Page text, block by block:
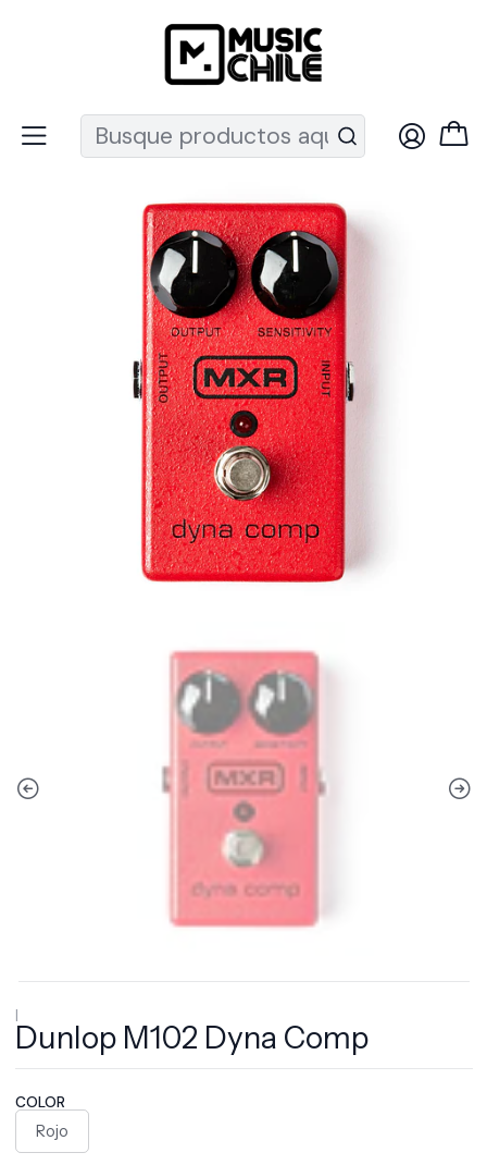
Recuerda que ahora nos puedes encontrar en el MUT
Instrumentos de Cuerda
|
Dunlop M102 Dyna Comp
COLOR
Rojo